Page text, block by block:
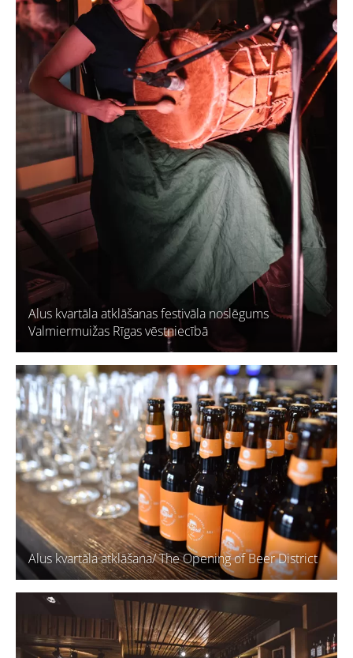
Alus kvartāla atklāšanas festivāla noslēgums
Valmiermuižas Rīgas vēstniecībā
Alus kvartāla atklāšana/ The Opening of Beer District